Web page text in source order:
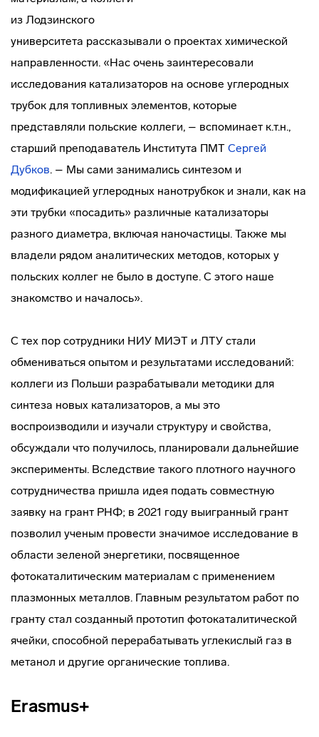
из Лодзинского
университета рассказывали о проектах химической
направленности. «Нас очень заинтересовали
исследования катализаторов на основе углеродных
трубок для топливных элементов, которые
представляли польские коллеги, – вспоминает к.т.н.,
старший преподаватель Института ПМТ Сергей
Дубков. – Мы сами занимались синтезом и
модификацией углеродных нанотрубкок и знали, как на
эти трубки «посадить» различные катализаторы
разного диаметра, включая наночастицы. Также мы
владели рядом аналитических методов, которых у
польских коллег не было в доступе. С этого наше
знакомство и началось».
С тех пор сотрудники НИУ МИЭТ и ЛТУ стали
обмениваться опытом и результатами исследований:
коллеги из Польши разрабатывали методики для
синтеза новых катализаторов, а мы это
воспроизводили и изучали структуру и свойства,
обсуждали что получилось, планировали дальнейшие
эксперименты. Вследствие такого плотного научного
сотрудничества пришла идея подать совместную
заявку на грант РНФ; в 2021 году выигранный грант
позволил ученым провести значимое исследование в
области зеленой энергетики, посвященное
фотокаталитическим материалам с применением
плазмонных металлов. Главным результатом работ по
гранту стал созданный прототип фотокаталитической
ячейки, способной перерабатывать углекислый газ в
метанол и другие органические топлива.
Erasmus+